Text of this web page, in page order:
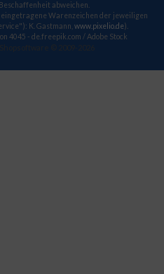
abweichen.
eingetragene Warenzeichen der jeweiligen
K. Gastmann,www.pixelio.de).
4045 - de.freepik.com / Adobe Stock